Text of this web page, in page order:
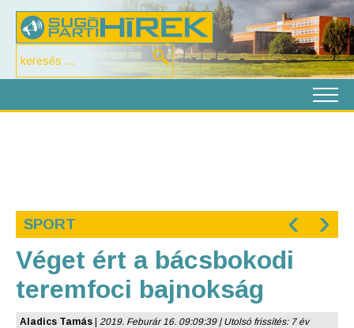
SPORT ‹ ›
Véget ért a bácsbokodi
teremfoci bajnokság
Aladics Tamás 2019. Feburár 16. 09:09:39 | Utolsó frissítés: 7 év